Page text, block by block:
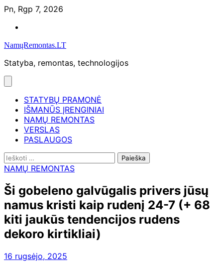
Skip
content
Pn, Rgp 7, 2026
NamųRemontas.LT
Statyba, remontas, technologijos
STATYBŲ PRAMONĖ
IŠMANŪS ĮRENGINIAI
NAMŲ REMONTAS
VERSLAS
PASLAUGOS
Ieškoti:
NAMŲ REMONTAS
Ši gobeleno galvūgalis privers jūsų
namus kristi kaip rudenį 24-7 (+ 68
kiti jaukūs tendencijos rudens
dekoro kirtikliai)
16 rugsėjo, 2025